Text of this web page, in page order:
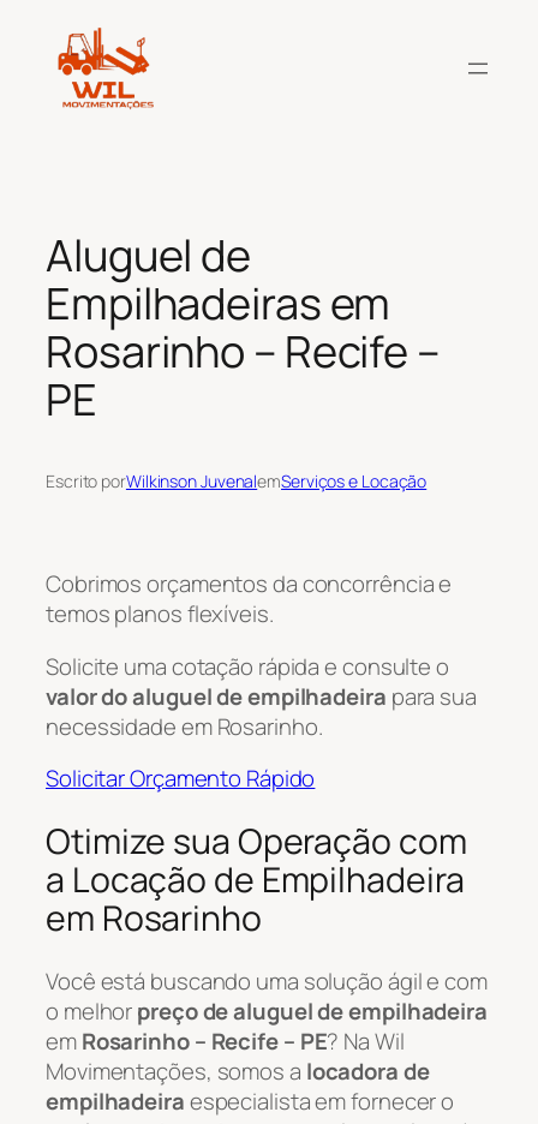
conteúdo
Aluguel de
Empilhadeiras em
Rosarinho – Recife –
PE
Escrito porWilkinson JuvenalemServiços e Locação
Cobrimos orçamentos da concorrência e
temos planos flexíveis.
Solicite uma cotação rápida e consulte o
valor do aluguel de empilhadeira para sua
necessidade em Rosarinho.
Solicitar Orçamento Rápido
Otimize sua Operação com
a Locação de Empilhadeira
em Rosarinho
Você está buscando uma solução ágil e com
o melhorpreço de aluguel de empilhadeira
emRosarinho – Recife – PE? Na Wil
Movimentações, somos a locadora de
empilhadeiraespecialista em fornecer o